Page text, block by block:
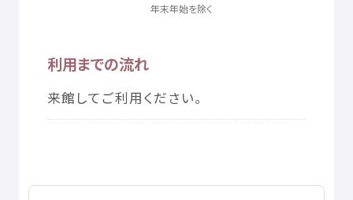
年末年始を除く
利用までの流れ
来館 してご利用ください。